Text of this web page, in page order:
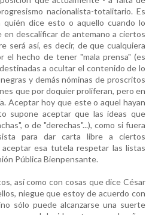
nacionalista-totalitario. Es
dice esto o aquello cuando lo
descalificar de antemano a ciertos
será así, es decir, de que cualquiera
el hecho de tener "mala prensa" (es
a ocultar el contenido de lo
y demás nóminas de proscritos
que por doquier proliferan, pero en
Aceptar hoy que este o aquel hayan
supone aceptar que las ideas que
o de "derechas"...), como si fuera
para dar carta libre a ciertos
esa tutela respetar las listas
Pública Bienpensante.
así como con cosas que dice César
niegue que estoy de acuerdo con
sólo puede alcanzarse una suerte